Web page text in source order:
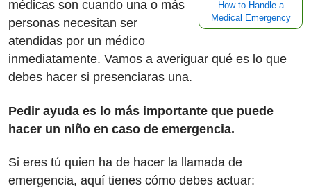
How to Handle a
Medical Emergency
médicas son cuando una o más
personas necesitan ser
atendidas por un médico
inmediatamente. Vamos a averiguar qué es lo que
debes hacer si presenciaras una.
Pedir ayuda es lo más importante que puede
hacer un niño en caso de emergencia.
Si eres tú quien ha de hacer la llamada de
emergencia, aquí tienes cómo debes actuar: